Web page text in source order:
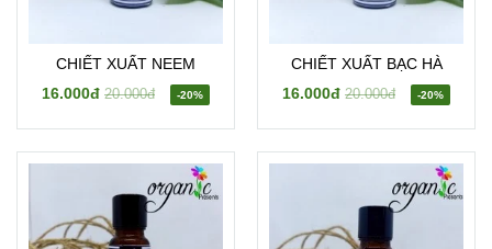
CHIẾT XUẤT NEEM
16.000đ 20.000đ -20%
CHIẾT XUẤT BẠC HÀ
16.000đ 20.000đ -20%